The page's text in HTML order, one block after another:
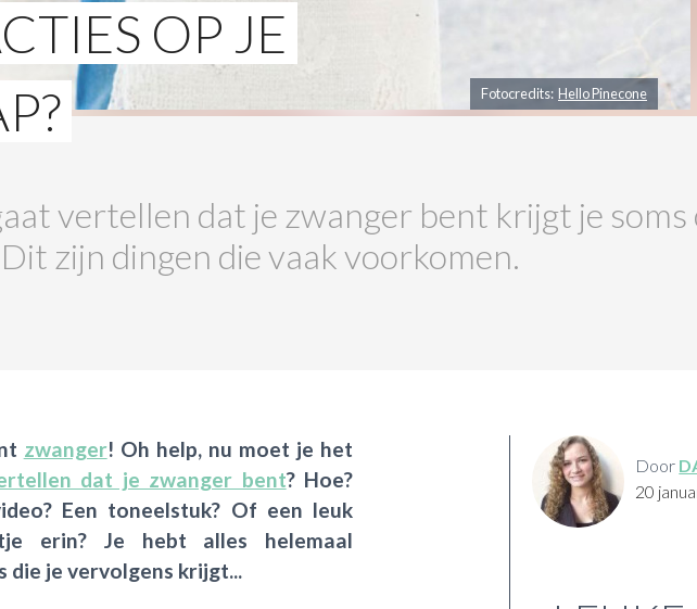
Fotocredits: Hello Pinecone
OP JE
vertellen dat je zwanger bent krijgt je soms
zijn dingen die vaak voorkomen.
zwanger! Oh help, nu moet je het
dat je zwanger bent? Hoe?
Een toneelstuk? Of een leuk
erin? Je hebt alles helemaal
die je vervolgens krijgt...
Door
20